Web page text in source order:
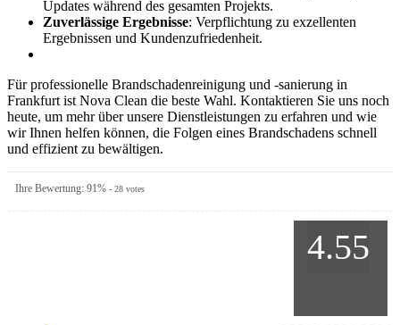
Updates während des gesamten Projekts.
Zuverlässige Ergebnisse: Verpflichtung zu exzellenten
Ergebnissen und Kundenzufriedenheit.
Für professionelle Brandschadenreinigung und -sanierung in
Frankfurt ist Nova Clean die beste Wahl. Kontaktieren Sie uns noch
heute, um mehr über unsere Dienstleistungen zu erfahren und wie
wir Ihnen helfen können, die Folgen eines Brandschadens schnell
und effizient zu bewältigen.
Ihre Bewertung: 91% - 28 votes
4.55